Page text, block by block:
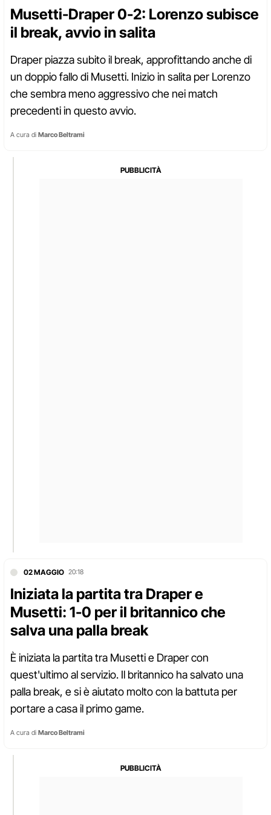
Musetti-Draper 0-2: Lorenzo subisce
il break, avvio in salita
Draper piazza subito il break, approfittando anche di
un doppio fallo di Musetti. Inizio in salita per Lorenzo
che sembra meno aggressivo che nei match
precedenti in questo avvio.
A cura di Marco Beltrami
02 MAGGIO 20:18
Iniziata la partita tra Draper e
Musetti: 1-0 per il britannico che
salva una palla break
È iniziata la partita tra Musetti e Draper con
quest'ultimo al servizio. Il britannico ha salvato una
palla break, e si è aiutato molto con la battuta per
portare a casa il primo game.
A cura di Marco Beltrami